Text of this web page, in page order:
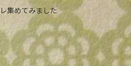
集めてみました